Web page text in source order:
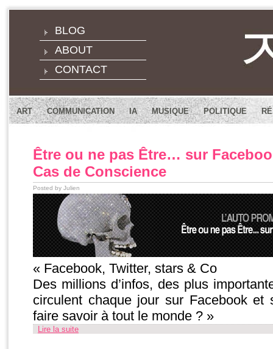
BLOG
ABOUT
CONTACT
ART COMMUNICATION IA MUSIQUE POLITIQUE
Être ou ne pas Être… sur
Cas de Conscience
Posted by Julien
« Facebook, Twitter, stars & Co
Des millions d’infos, des plus
circulent chaque jour sur Facebook et
faire savoir à tout le monde ? »
Lire la suite